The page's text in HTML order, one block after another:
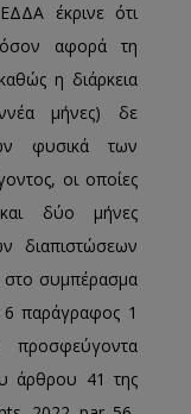
έκρινε ότι
όσον αφορά τη
η διάρκεια
μήνες) δε
φυσικά των
οι οποίες
δύο μήνες
διαπιστώσεων
συμπέρασμα
παράγραφος 1
άρθρου 41 της